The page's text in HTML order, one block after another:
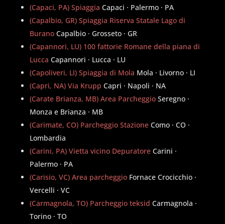
(Capaci, PA) Spiaggia Capaci · Palermo · PA
(Capalbio, GR) Spiaggia Riserva Statale Lago di
Burano Capalbio · Grosseto · GR
(Capannori, LU) 100 fattorie Romane della piana di
Lucca Capannori · Lucca · LU
(Capoliveri, LI) Spiaggia di Mola Mola · Livorno · LI
(Capri, NA) Via Krupp Capri · Napoli · NA
(Carate Brianza, MB) Area Parcheggio Seregno ·
Monza e Brianza · MB
(Carimate, CO) Parcheggio Stazione Como · CO ·
Lombardia
(Carini, PA) Vietta vicino Depuratore Carini ·
Palermo · PA
(Carisio, VC) Area parcheggio Fornace Crocicchio ·
Vercelli · VC
(Carmagnola, TO) Parcheggio teksid Carmagnola ·
Torino · TO